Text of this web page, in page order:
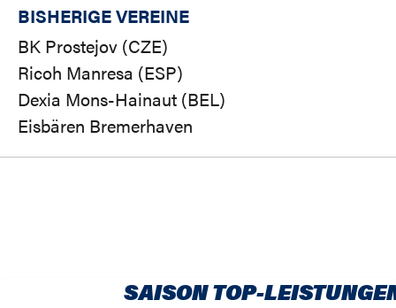
BISHERIGE VEREINE
BK Prostejov (CZE)
Ricoh Manresa (ESP)
Dexia Mons-Hainaut (BEL)
Eisbären Bremerhaven
SAISON TOP-